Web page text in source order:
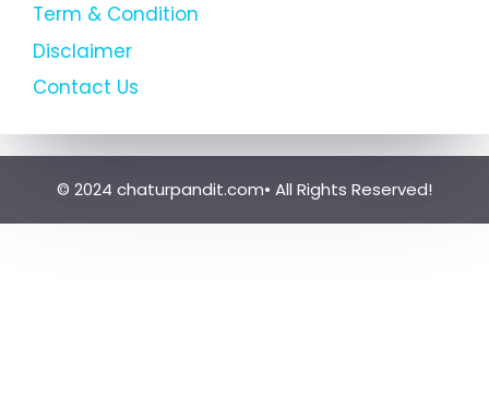
Term & Condition
Disclaimer
Contact Us
© 2024 chaturpandit.com• All Rights Reserved!